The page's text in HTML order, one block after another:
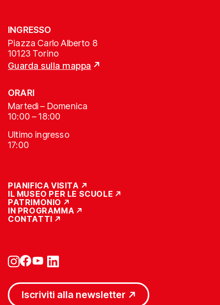
INGRESSO
Piazza Carlo Alberto 8
10123 Torino
Guarda sulla mappa
ORARI
Martedì – Domenica
10:00 – 18:00
Ultimo ingresso
17:00
PIANIFICA VISITA
IL MUSEO PER LE SCUOLE
PATRIMONIO
IN PROGRAMMA
CONTATTI
Iscriviti alla newsletter